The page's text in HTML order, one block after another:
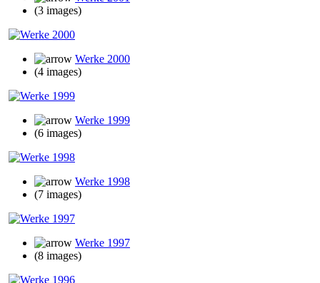
(3 images)
Werke 2000
(4 images)
Werke 1999
(6 images)
Werke 1998
(7 images)
Werke 1997
(8 images)